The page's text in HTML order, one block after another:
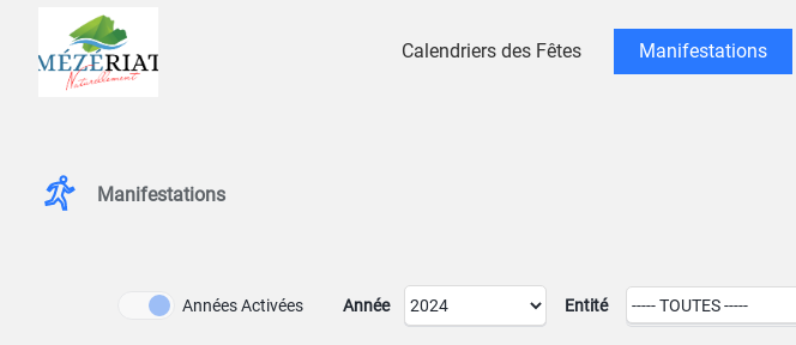
Calendriers des Fêtes Manifestations
Manifestations
Années Archivées
Années Activées Année Entité